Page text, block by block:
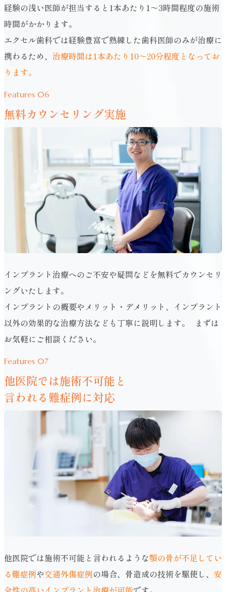
経験の浅い医師が担当すると1本あたり1～3時間程度の施術
時間がかかります。
エクセル歯科では経験豊富で熟練した歯科医師のみが治療に
携わるため、 治療時間は1本あたり10～20分程度となってお
ります。
Features 06
無料カウンセリング実施
インプラント治療へのご不安や疑問などを無料でカウンセリ
ングいたします。
インプラントの概要やメリット・デメリット、インプラント
以外の効果的な治療方法なども丁寧に説明します。 まずは
お気軽にご相談ください。
Features 07
他医院では施術不可能と
言われる難症例に対応
他医院では施術不可能と言われるような顎の骨が不足してい
る難症例や交通外傷症例の場合、骨造成の技術を駆使し、 安